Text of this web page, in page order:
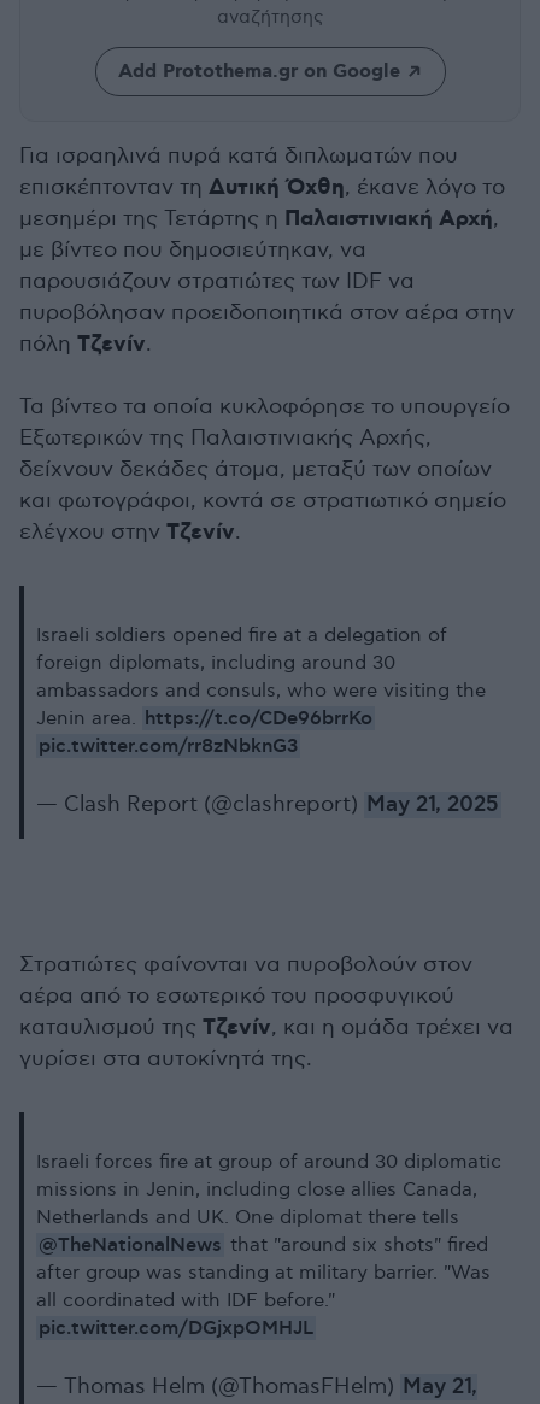
αναζήτησης
Add Protothema.gr on Google
Για ισραηλινά πυρά κατά διπλωματών που
επισκέπτονταν τη Δυτική Όχθη, έκανε λόγο το
μεσημέρι της Τετάρτης η Παλαιστινιακή Αρχή,
με βίντεο που δημοσιεύτηκαν, να
παρουσιάζουν στρατιώτες των IDF να
πυροβόλησαν προειδοποιητικά στον αέρα στην
πόλη Τζενίν.
Τα βίντεο τα οποία κυκλοφόρησε το υπουργείο
Εξωτερικών της Παλαιστινιακής Αρχής,
δείχνουν δεκάδες άτομα, μεταξύ των οποίων
και φωτογράφοι, κοντά σε στρατιωτικό σημείο
ελέγχου στην Τζενίν.
Israeli soldiers opened fire at a delegation of
foreign diplomats, including around 30
ambassadors and consuls, who were visiting the
Jenin area. https://t.co/CDe96brrKo
pic.twitter.com/rr8zNbknG3
— Clash Report (@clashreport) May 21, 2025
Στρατιώτες φαίνονται να πυροβολούν στον
αέρα από το εσωτερικό του προσφυγικού
καταυλισμού της Τζενίν, και η ομάδα τρέχει να
γυρίσει στα αυτοκίνητά της.
Israeli forces fire at group of around 30 diplomatic
missions in Jenin, including close allies Canada,
Netherlands and UK. One diplomat there tells
@TheNationalNews that "around six shots" fired
after group was standing at military barrier. "Was
all coordinated with IDF before."
pic.twitter.com/DGjxpOMHJL
— Thomas Helm (@ThomasFHelm) May 21,